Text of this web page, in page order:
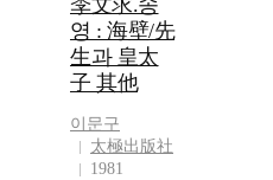
李文求.송
영 : 海壁/先
生과 皇太
子 其他
이문구
太極出版社
1981